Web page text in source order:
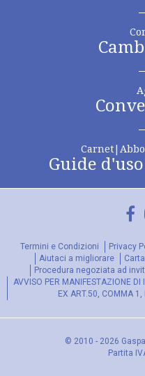
Guide
Termini e Condizioni Privacy
Aiutaci a migliorare
Procedura negoziata ad
AVVISO PER MANIFESTAZIONE DI
EX ART.50, COMMA
© 2010 - 2026
Partita